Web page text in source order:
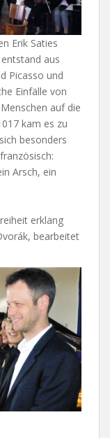
Erik Saties
aus
Picasso und
Einfälle von
auf die
kam es zu
besonders
Arsch, ein
erklang
bearbeitet